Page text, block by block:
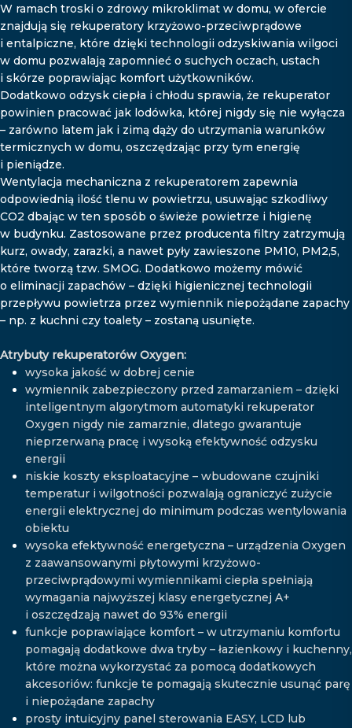
W ramach troski o zdrowy mikroklimat w domu, w ofercie
znajdują się rekuperatory krzyżowo-przeciwprądowe
i entalpiczne, które dzięki technologii odzyskiwania wilgoci
w domu pozwalają zapomnieć o suchych oczach, ustach
i skórze poprawiając komfort użytkowników.
Dodatkowo odzysk ciepła i chłodu sprawia, że rekuperator
powinien pracować jak lodówka, której nigdy się nie wyłącza
– zarówno latem jak i zimą dąży do utrzymania warunków
termicznych w domu, oszczędzając przy tym energię
i pieniądze.
Wentylacja mechaniczna z rekuperatorem zapewnia
odpowiednią ilość tlenu w powietrzu, usuwając szkodliwy
CO2 dbając w ten sposób o świeże powietrze i higienę
w budynku. Zastosowane przez producenta filtry zatrzymują
kurz, owady, zarazki, a nawet pyły zawieszone PM10, PM2,5,
które tworzą tzw. SMOG. Dodatkowo możemy mówić
o eliminacji zapachów – dzięki higienicznej technologii
przepływu powietrza przez wymiennik niepożądane zapachy
– np. z kuchni czy toalety – zostaną usunięte.
Atrybuty rekuperatorów Oxygen:
wysoka jakość w dobrej cenie
wymiennik zabezpieczony przed zamarzaniem – dzięki
inteligentnym algorytmom automatyki rekuperator
Oxygen nigdy nie zamarznie, dlatego gwarantuje
nieprzerwaną pracę i wysoką efektywność odzysku
energii
niskie koszty eksploatacyjne – wbudowane czujniki
temperatur i wilgotności pozwalają ograniczyć zużycie
energii elektrycznej do minimum podczas wentylowania
obiektu
wysoka efektywność energetyczna – urządzenia Oxygen
z zaawansowanymi płytowymi krzyżowo-
przeciwprądowymi wymiennikami ciepła spełniają
wymagania najwyższej klasy energetycznej A+
i oszczędzają nawet do 93% energii
funkcje poprawiające komfort – w utrzymaniu komfortu
pomagają dodatkowe dwa tryby – łazienkowy i kuchenny,
które można wykorzystać za pomocą dodatkowych
akcesoriów: funkcje te pomagają skutecznie usunąć parę
i niepożądane zapachy
prosty intuicyjny panel sterowania EASY, LCD lub